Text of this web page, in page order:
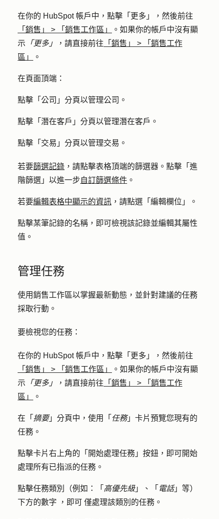
在你的 HubSpot 帳戶中，點擊 「更多」
，然後前往
「銷售」
> 「銷售工作區」
。如果你的帳戶中沒有顯
示 「更多」 ，請直接前往 「銷售」 >
「銷售工作
區」
。
在頁面頂端：
點擊「 公司 」分頁以管理公司。
點擊「 潛在客戶 」分頁以管理潛在客戶。
點擊「 交易 」分頁以管理交易。
若要篩選記錄 ，請點擊表格頂端的篩選器 。點擊「 進
階篩選 」以進一步自訂篩選條件 。
若要編輯表格中顯示的資訊 ，請點選「 編輯欄位 」。
點擊某筆記錄的名稱 ，即可檢視該記錄並編輯其屬性
值。
管理任務
使用銷售工作區以掌握最新動態，並針對建議的任務
採取行動。
要檢視您的任務：
在你的 HubSpot 帳戶中，點擊 「更多」
，然後前往
「銷售」
> 「銷售工作區」
。如果你的帳戶中沒有顯
示 「更多」 ，請直接前往 「銷售」 >
「銷售工作
區」
。
在「 摘要」分頁中，使用「 任務」卡片預覽您現有的
任務。
點擊卡片右上角的「 開始處理任務 」按鈕，即可開始
處理所有已指派的任務。
點擊任務類別（例如：「 高優先級」、「 電話」等）
下方的數字 ，即可 僅處理該類別的任務。